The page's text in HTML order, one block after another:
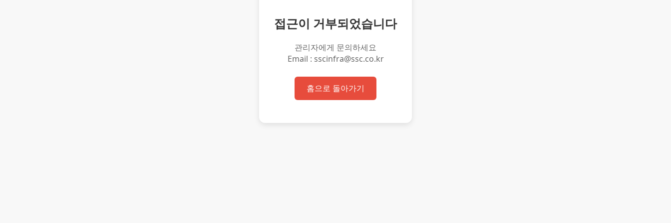
접근이 거부되었습니다
관리자에게 문의하세요
Email : sscinfra@ssc.co.kr
홈으로 돌아가기